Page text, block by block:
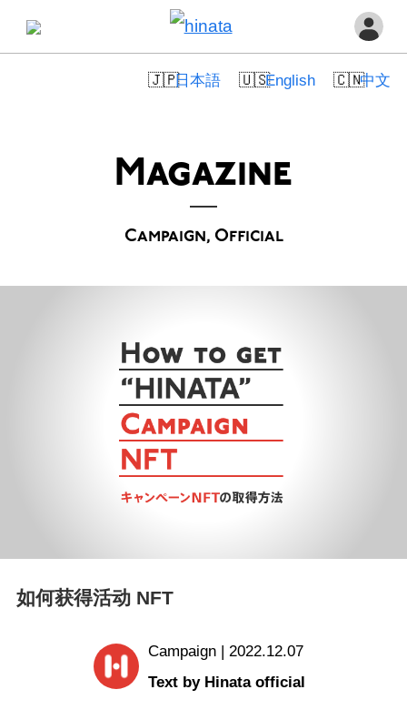
English
日本語 中文
Magazine
Campaign, Official
如何获得活动 NFT
Campaign | 2022.12.07
Text by Hinata official